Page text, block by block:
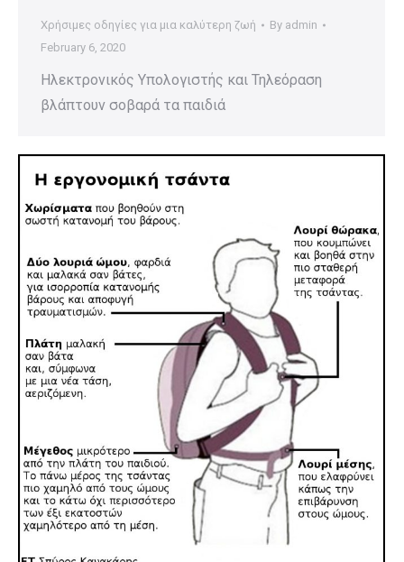
Χρήσιμες οδηγίες για μια καλύτερη ζωή By admin
February 6, 2020
Ηλεκτρονικός Υπολογιστής και Τηλεόραση
βλάπτουν σοβαρά τα παιδιά